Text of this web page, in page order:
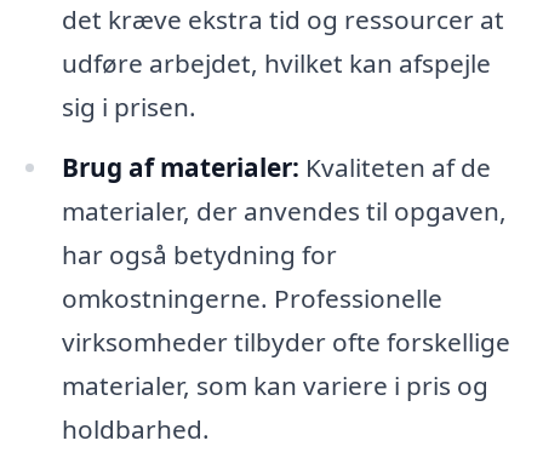
det kræve ekstra tid og ressourcer at
udføre arbejdet, hvilket kan afspejle
sig i prisen.
Brug af materialer: Kvaliteten af de
materialer, der anvendes til opgaven,
har også betydning for
omkostningerne. Professionelle
virksomheder tilbyder ofte forskellige
materialer, som kan variere i pris og
holdbarhed.